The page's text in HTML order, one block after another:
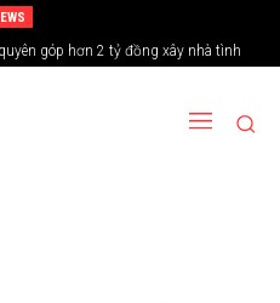
góp hơn 2 tỷ đồng xây nhà tình
biên giới